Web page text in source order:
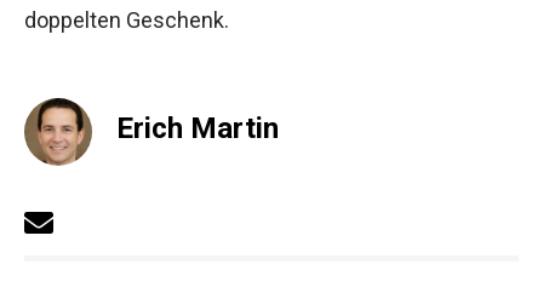
doppelten Geschenk.
Erich Martin